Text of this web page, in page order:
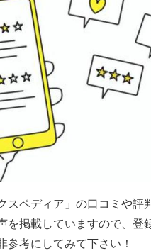
スペディア」の口コミや評
を掲載していますので、登
参考にしてみて下さい！